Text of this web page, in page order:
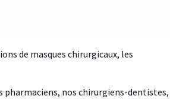
de masques chirurgicaux, les
pharmaciens, nos chirurgiens-dentistes,